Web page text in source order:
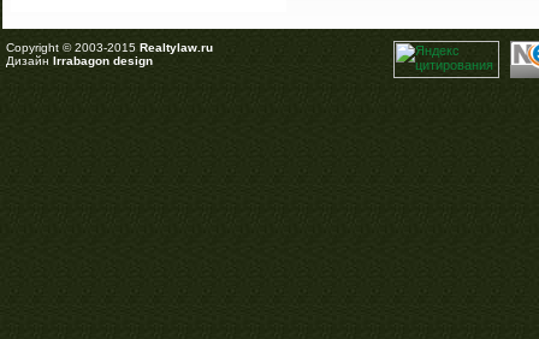
Copyright © 2003-2015 Realtylaw.ru
Дизайн Irrabagon design